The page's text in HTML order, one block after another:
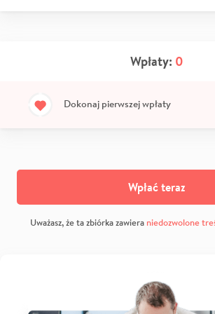
Wpłaty: 0
Dokonaj pierwszej wpłaty
Wpłać teraz
Uważasz, że ta zbiórka zawiera niedozwolone